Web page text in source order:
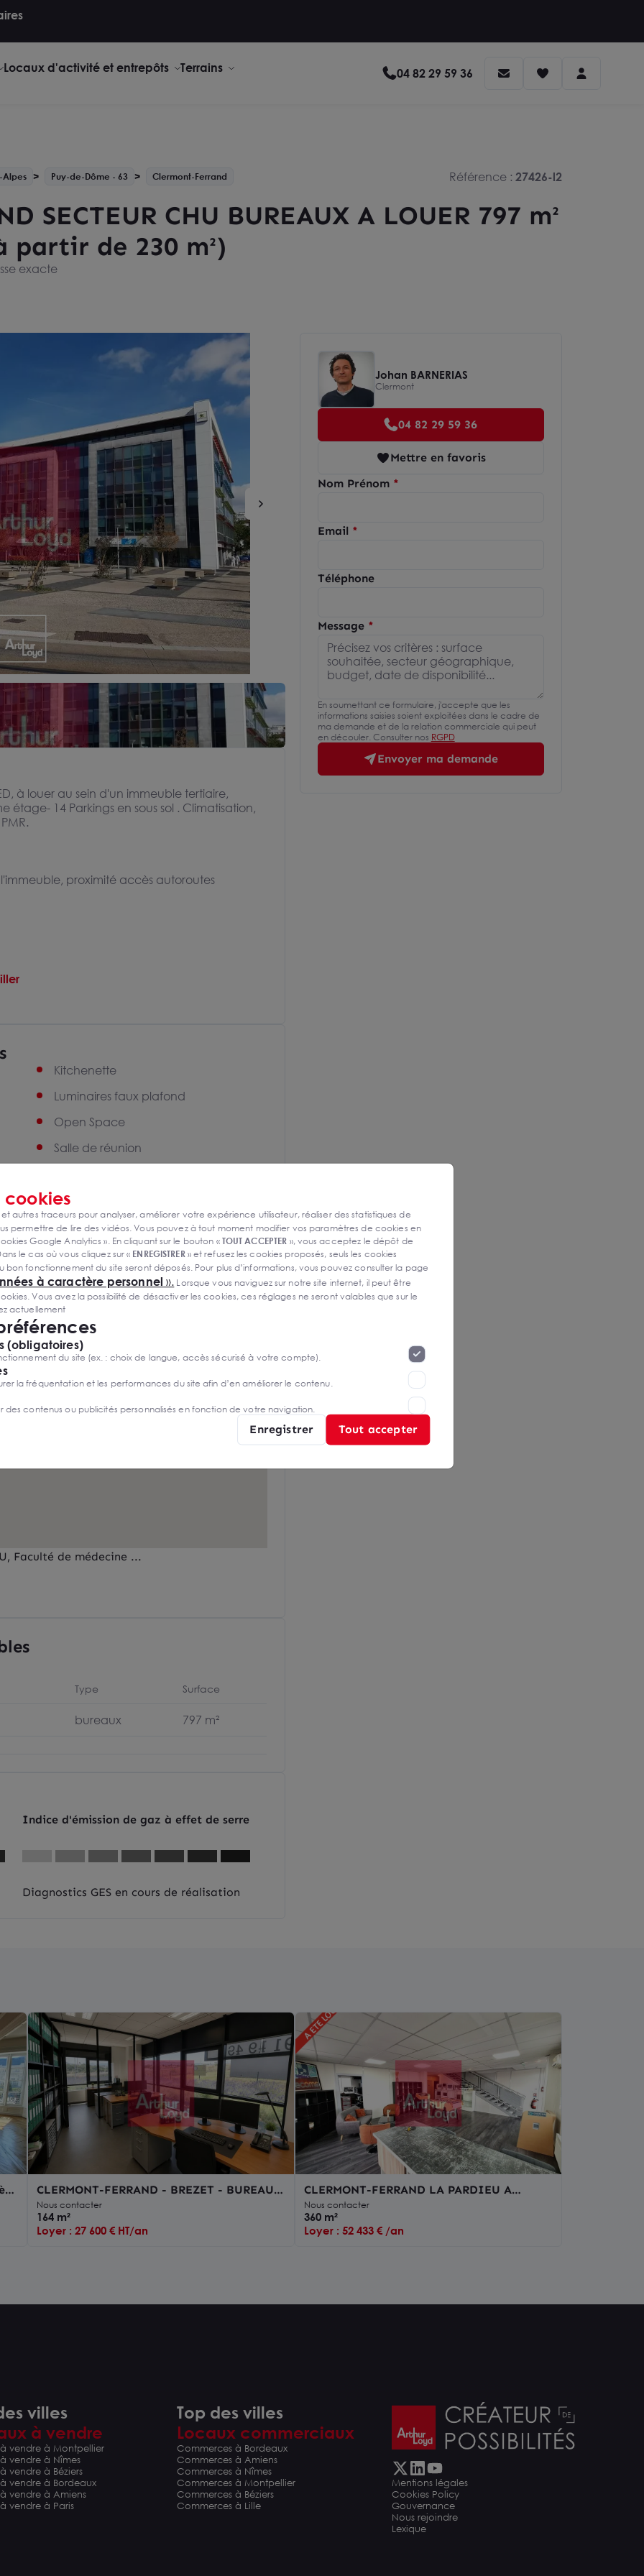
Locaux d'activité et entrepôts Terrains 04 82 29 59 36
Alpes Puy-de-Dôme - 63 Clermont-Ferrand Référence : 27426-l2
SECTEUR CHU BUREAUX A LOUER 797 m²
partir de 230 m²)
exacte
à louer au sein d'un immeuble tertiaire,
14 Parkings en sous sol . Climatisation,
proximité accès autoroutes
Kitchenette
Luminaires faux plafond
Open Space
Salle de réunion
Sanitaires PMR
Faculté de médecine ...
Type Surface
bureaux 797 m²
Indice d'émission de gaz à effet de serre
Diagnostics GES en cours de réalisation
Johan BARNERIAS
Clermont
04 82 29 59 36
Mettre en favoris
Nom Prénom
Email
Téléphone
Message
En soumettant ce formulaire, j'accepte que les
informations saisies soient exploitées dans le cadre de
ma demande et de la relation commerciale qui peut
en découler. Consulter nos RGPD
Envoyer ma demande
CLERMONT-FERRAND - BREZET - BUREAUX
A LOUER 164 M²
Nous contacter
164 m²
Loyer : 27 600 € HT/an
CLERMONT-FERRAND LA PARDIEU A
LOUER BUREAUX 360M²
Nous contacter
360 m²
Loyer : 52 433 € /an
villes
à vendre
à vendre à Montpellier
vendre à Nîmes
vendre à Béziers
vendre à Bordeaux
vendre à Amiens
vendre à Paris
Top des villes
Locaux commerciaux
Commerces à Bordeaux
Commerces à Amiens
Commerces à Nîmes
Commerces à Montpellier
Commerces à Béziers
Commerces à Lille
Mentions légales
Cookies Policy
Gouvernance
Nous rejoindre
Lexique
cookies
et autres traceurs pour analyser, améliorer votre expérience utilisateur, réaliser des statistiques de
permettre de lire des vidéos. Vous pouvez à tout moment modifier vos paramètres de cookies en
Google Analytics ». En cliquant sur le bouton «TOUT ACCEPTER », vous acceptez le dépôt de
le cas où vous cliquez sur « ENREGISTRER» et refusez les cookies proposés, seuls les cookies
bon fonctionnement du site seront déposés. Pour plus d’informations, vous pouvez consulter la page
à caractère personnel ». Lorsque vous naviguez sur notre site internet, il peut être
Vous avez la possibilité de désactiver les cookies, ces réglages ne seront valables que sur le
actuellement
(obligatoires)
du site (ex. : choix de langue, accès sécurisé à votre compte).
la fréquentation et les performances du site afin d’en améliorer le contenu.
des contenus ou publicités personnalisés en fonction de votre navigation.
Enregistrer Tout accepter